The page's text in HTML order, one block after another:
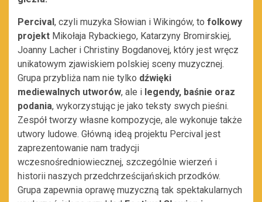
Percival , czyli muzyka Słowian i Wikingów, to folkowy
projekt Mikołaja Rybackiego, Katarzyny Bromirskiej,
Joanny Lacher i Christiny Bogdanovej, który jest wręcz
unikatowym zjawiskiem polskiej sceny muzycznej.
Grupa przybliża nam nie tylko dźwięki
mediewalnych utworów, ale i legendy, baśnie oraz
podania, wykorzystując je jako teksty swych pieśni.
Zespół tworzy własne kompozycje, ale wykonuje także
utwory ludowe. Główną ideą projektu Percival jest
zaprezentowanie nam tradycji
wczesnośredniowiecznej, szczególnie wierzeń i
historii naszych przedchrześcijańskich przodków.
Grupa zapewnia oprawę muzyczną tak spektakularnych